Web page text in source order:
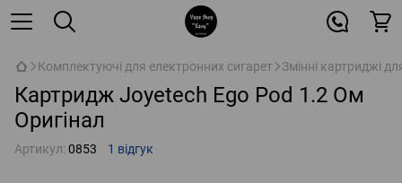
Комплектуючі для електронних сигарет Змінні картриджі
Картридж Joyetech Ego Pod 1.2 Ом
Оригінал
Артикул: 0853 1 відгук